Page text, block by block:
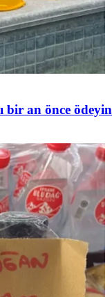
bir an önce ödeyin